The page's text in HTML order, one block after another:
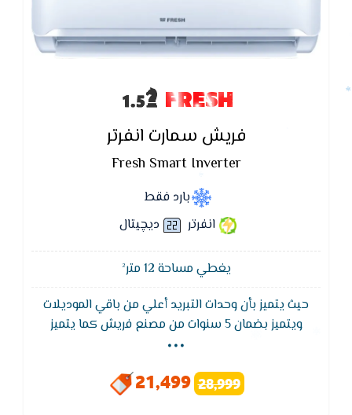
FRESH
فريش سمارت انفرتر
Fresh Smart Inverter
بارد فقط
انفرتر
ديچيتال
يغطي مساحة 12 متر²
حيث يتميز بأن وحدات التبريد أعلي من باقي الموديلات
ويتميز بضمان 5 سنوات من مصنع فريش كما يتميز
بخاصية التبريد السريع للوصول لدرجة الحراره المطلوبه فى
بالتكنولوجيا الحديثه والاساليب المتطوره كما يتميز
...
21,499 28,999